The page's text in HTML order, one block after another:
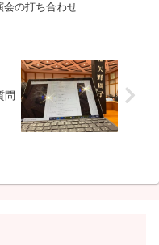
会の打ち合わせ
問